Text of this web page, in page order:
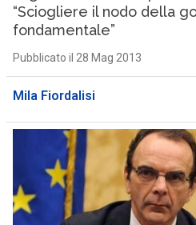
“Sciogliere il nodo della
fondamentale”
Pubblicato il 28 Mag 2013
Mila Fiordalisi